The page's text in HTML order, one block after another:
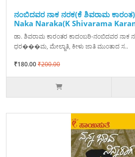
ನಂಬಿದವರ ನಾಕ ನರಕ(ಕೆ ಶಿವರಾಮ
Naka Naraka(K Shivarama
ಡಾ. ಶಿವರಾಮ ಕಾರಂತರ ಕಾದಂಬರಿ-ನಂಬಿದವರ ನಾಕ
ಧರ���ಮ, ಮೇಲ್ಜಾತಿ, ಕೀಳು ಜಾತಿ ಮುಂತಾದ ಸ..
₹180.00₹200.00